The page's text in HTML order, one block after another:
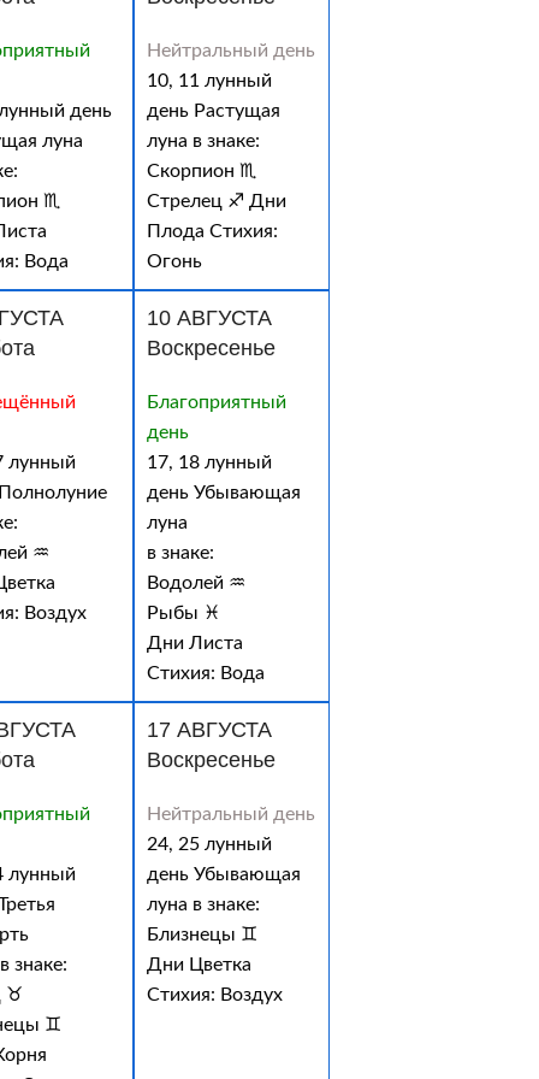
день
луна
♏
Вода
Нейтральный день
10, 11 лунный
день Растущая
луна в знаке:
Скорпион ♏
Стрелец ♐ Дни
Плода Стихия:
Огонь
лунный
♒
Воздух
10 АВГУСТА
Воскресенье
Благоприятный
день
17, 18 лунный
день Убывающая
луна
в знаке:
Водолей ♒
Рыбы ♓
Дни Листа
Стихия: Вода
лунный
знаке:
♉
♊
17 АВГУСТА
Воскресенье
Нейтральный день
24, 25 лунный
день Убывающая
луна в знаке:
Близнецы ♊
Дни Цветка
Стихия: Воздух